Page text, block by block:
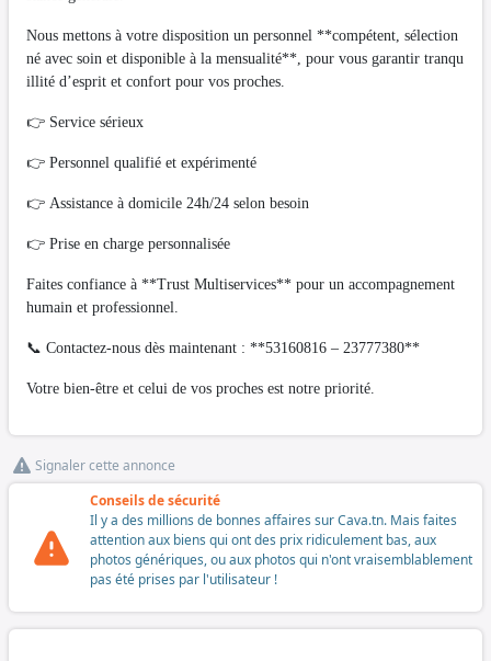
Nous mettons à votre disposition un personnel **compétent, sélection
né avec soin et disponible à la mensualité**, pour vous garantir tranqu
illité d’esprit et confort pour vos proches.
👉 Service sérieux
👉 Personnel qualifié et expérimenté
👉 Assistance à domicile 24h/24 selon besoin
👉 Prise en charge personnalisée
Faites confiance à **Trust Multiservices** pour un accompagnement
humain et professionnel.
📞 Contactez-nous dès maintenant : **53160816 – 23777380**
Votre bien-être et celui de vos proches est notre priorité.
Signaler cette annonce
Conseils de sécurité
Il y a des millions de bonnes affaires sur Cava.tn. Mais faites
attention aux biens qui ont des prix ridiculement bas, aux
photos génériques, ou aux photos qui n'ont vraisemblablement
pas été prises par l'utilisateur !